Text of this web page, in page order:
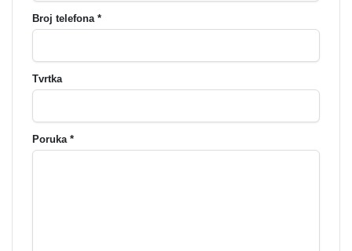
Broj telefona *
Tvrtka
Poruka *